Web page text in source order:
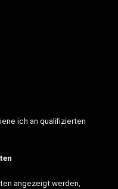
ich an qualifizierten
angezeigt werden,